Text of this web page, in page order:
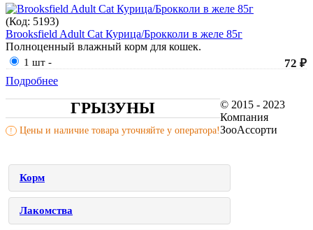
(Код: 5193)
Brooksfield Adult Cat Курица/Брокколи в желе 85г
Полноценный влажный корм для кошек.
1 шт - 72 ₽
Подробнее
ГРЫЗУНЫ
! Цены и наличие товара уточняйте у оператора!
Корм
Лакомства
© 2015 - 2023
Компания
ЗооАссорти